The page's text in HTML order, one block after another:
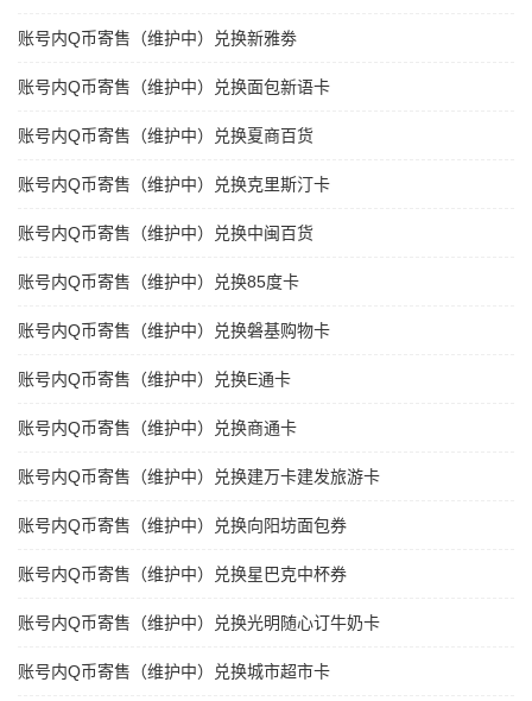
账号内Q币寄售（维护中）兑换新雅劵
账号内Q币寄售（维护中）兑换面包新语卡
账号内Q币寄售（维护中）兑换夏商百货
账号内Q币寄售（维护中）兑换克里斯汀卡
账号内Q币寄售（维护中）兑换中闽百货
账号内Q币寄售（维护中）兑换85度卡
账号内Q币寄售（维护中）兑换磐基购物卡
账号内Q币寄售（维护中）兑换E通卡
账号内Q币寄售（维护中）兑换商通卡
账号内Q币寄售（维护中）兑换建万卡建发旅游卡
账号内Q币寄售（维护中）兑换向阳坊面包券
账号内Q币寄售（维护中）兑换星巴克中杯券
账号内Q币寄售（维护中）兑换光明随心订牛奶卡
账号内Q币寄售（维护中）兑换城市超市卡